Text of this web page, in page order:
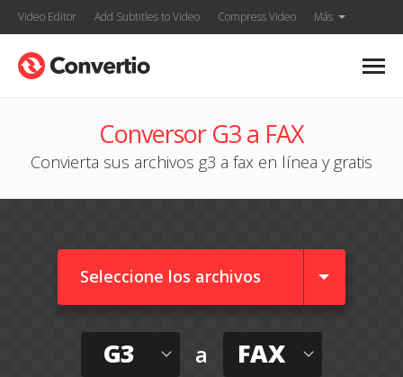
Video Editor Add Subtitles to Video Compress Video Más
Conversor G3 a FAX
Convierta sus archivos g3 a fax en línea y gratis
Seleccione los archivos
G3 a FAX